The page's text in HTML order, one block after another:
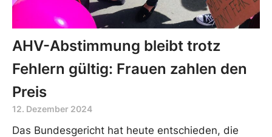
AHV-Abstimmung bleibt trotz
Fehlern gültig: Frauen zahlen den
Preis
12. Dezember 2024
Das Bundesgericht hat heute entschieden, die